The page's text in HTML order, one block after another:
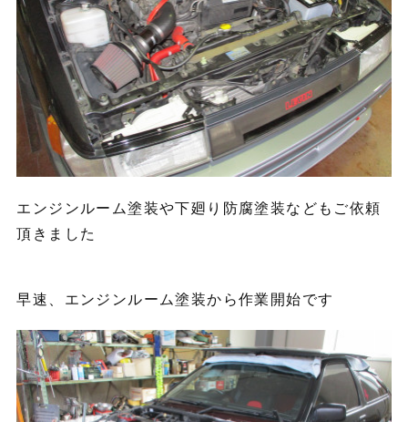
エンジンルーム塗装や下廻り防腐塗装などもご依頼
頂きました
早速、エンジンルーム塗装から作業開始です